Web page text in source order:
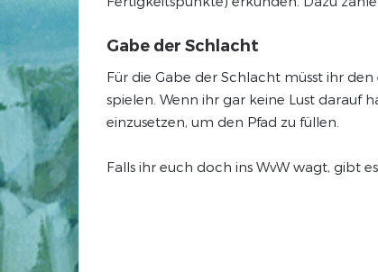
Gabe der Schlacht
Für die Gabe der Schlacht müsst ihr
spielen. Wenn ihr gar keine Lust darauf
einzusetzen, um den Pfad zu füllen.
Falls ihr euch doch ins WvW wagt, gibt